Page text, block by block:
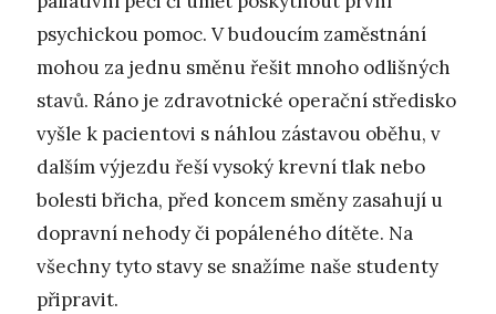
psychickou pomoc. V budoucím zaměstnání
mohou za jednu směnu řešit mnoho odlišných
stavů. Ráno je zdravotnické operační středisko
vyšle k pacientovi s náhlou zástavou oběhu, v
dalším výjezdu řeší vysoký krevní tlak nebo
bolesti břicha, před koncem směny zasahují u
dopravní nehody či popáleného dítěte. Na
všechny tyto stavy se snažíme naše studenty
připravit.